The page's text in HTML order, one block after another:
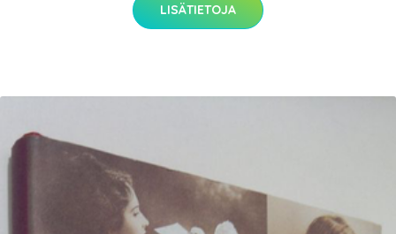
LISÄTIETOJA